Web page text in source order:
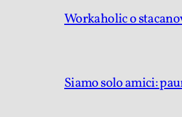
Workaholic o
Siamo solo amici: